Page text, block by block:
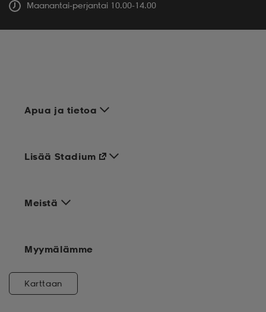
Maanantai-perjantai 10.00-14.00
Apua ja tietoa
Meistä
Lisää Stadium
Myymälämme
Karttaan